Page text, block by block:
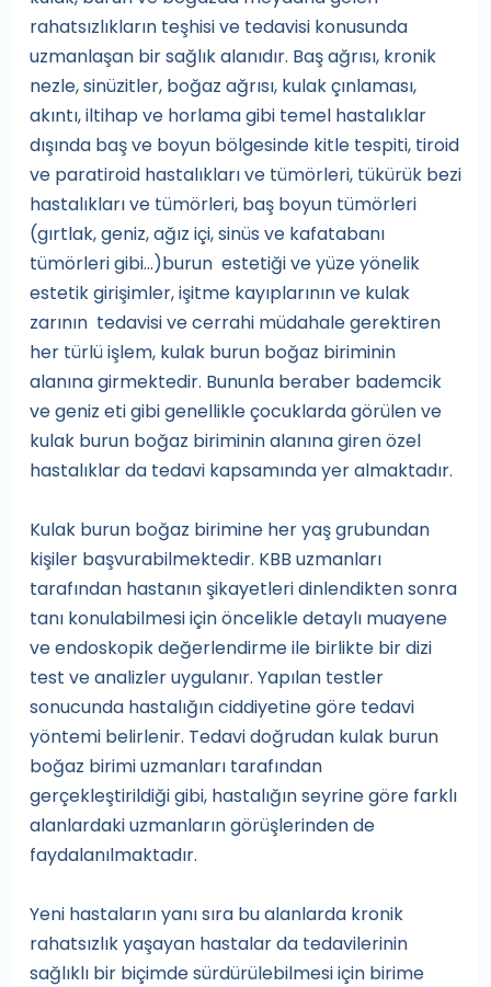
rahatsızlıkların teşhisi ve tedavisi konusunda
uzmanlaşan bir sağlık alanıdır. Baş ağrısı, kronik
nezle, sinüzitler, boğaz ağrısı, kulak çınlaması,
akıntı, iltihap ve horlama gibi temel hastalıklar
dışında baş ve boyun bölgesinde kitle tespiti, tiroid
ve paratiroid hastalıkları ve tümörleri, tükürük bezi
hastalıkları ve tümörleri, baş boyun tümörleri
(gırtlak, geniz, ağız içi, sinüs ve kafatabanı
tümörleri gibi…)burun estetiği ve yüze yönelik
estetik girişimler, işitme kayıplarının ve kulak
zarının tedavisi ve cerrahi müdahale gerektiren
her türlü işlem, kulak burun boğaz biriminin
alanına girmektedir. Bununla beraber bademcik
ve geniz eti gibi genellikle çocuklarda görülen ve
kulak burun boğaz biriminin alanına giren özel
hastalıklar da tedavi kapsamında yer almaktadır.
Kulak burun boğaz birimine her yaş grubundan
kişiler başvurabilmektedir. KBB uzmanları
tarafından hastanın şikayetleri dinlendikten sonra
tanı konulabilmesi için öncelikle detaylı muayene
ve endoskopik değerlendirme ile birlikte bir dizi
test ve analizler uygulanır. Yapılan testler
sonucunda hastalığın ciddiyetine göre tedavi
yöntemi belirlenir. Tedavi doğrudan kulak burun
boğaz birimi uzmanları tarafından
gerçekleştirildiği gibi, hastalığın seyrine göre farklı
alanlardaki uzmanların görüşlerinden de
faydalanılmaktadır.
Yeni hastaların yanı sıra bu alanlarda kronik
rahatsızlık yaşayan hastalar da tedavilerinin
sağlıklı bir biçimde sürdürülebilmesi için birime